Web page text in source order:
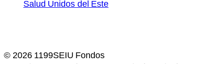
© 2026 1199SEIU Fondos